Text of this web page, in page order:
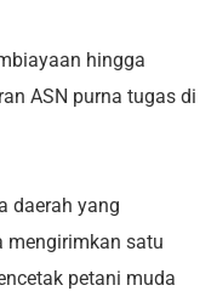
hingga
ASN purna tugas di
daerah yang
mengirimkan satu
petani muda